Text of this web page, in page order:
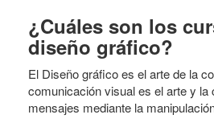
¿Cuáles son los
diseño gráfico?
El Diseño gráfico es el arte de la
comunicación visual es el arte y la
mensajes mediante la